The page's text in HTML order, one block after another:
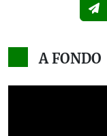
A FONDO